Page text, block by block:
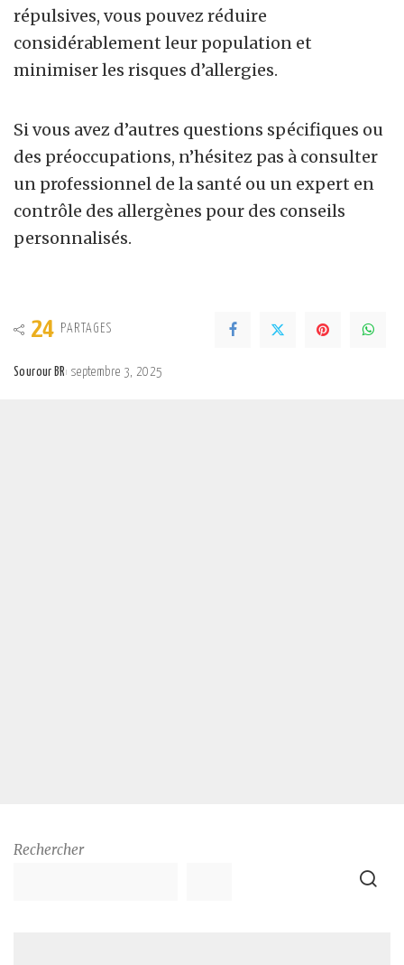
répulsives, vous pouvez réduire
considérablement leur population et
minimiser les risques d’allergies.
Si vous avez d’autres questions spécifiques ou
des préoccupations, n’hésitez pas à consulter
un professionnel de la santé ou un expert en
contrôle des allergènes pour des conseils
personnalisés.
24 PARTAGES
Sourour BR septembre 3, 2025
Rechercher